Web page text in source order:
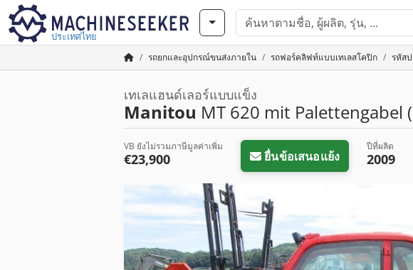
ประเทศไทย
รถยกและอุปกรณ์ขนส่งภายใน รถฟอร์คลิฟท์แบบเทเลสโคปิก รหัส
เทเลแฮนด์เลอร์แบบแข็ง
Manitou MT 620 mit Palettengabel
VB ยังไม่รวมภาษีมูลค่าเพิ่ม
€23,900 ยื่นข้อเสนอแย้ง
ปีที่ผลิต
2009